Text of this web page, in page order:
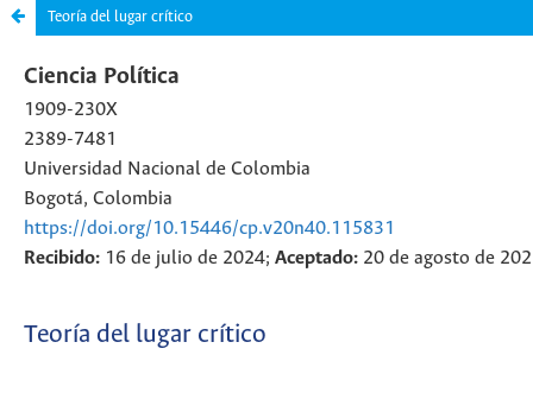
Teoría del lugar crítico